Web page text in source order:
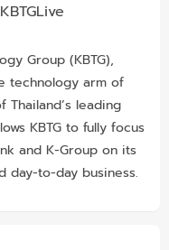
Group (KBTG),
technology arm of
Thailand’s leading
KBTG to fully focus
and K-Group on its
day-to-day business.